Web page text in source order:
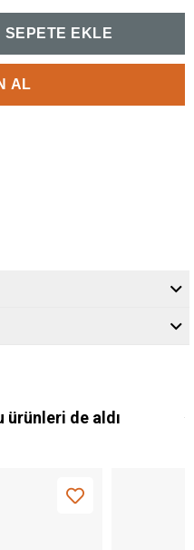
ürünleri de aldı